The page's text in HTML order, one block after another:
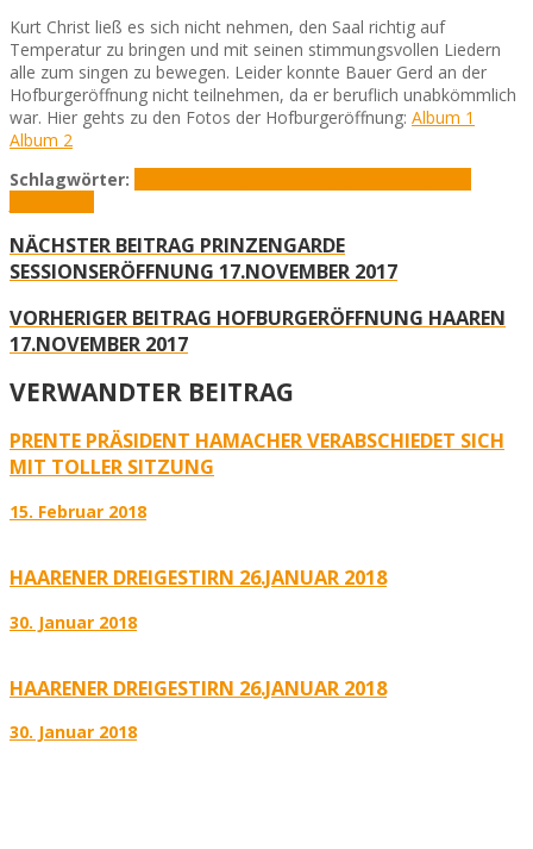
Kurt Christ ließ es sich nicht nehmen, den Saal richtig auf
Temperatur zu bringen und mit seinen stimmungsvollen Liedern
alle zum singen zu bewegen. Leider konnte Bauer Gerd an der
Hofburgeröffnung nicht teilnehmen, da er beruflich unabkömmlich
war. Hier gehts zu den Fotos der Hofburgeröffnung: Album 1
Album 2
Schlagwörter:
NÄCHSTER BEITRAG PRINZENGARDE
SESSIONSERÖFFNUNG 17.NOVEMBER 2017
VORHERIGER BEITRAG HOFBURGERÖFFNUNG HAAREN
17.NOVEMBER 2017
VERWANDTER BEITRAG
PRENTE PRÄSIDENT HAMACHER VERABSCHIEDET SICH
MIT TOLLER SITZUNG
15. Februar 2018
HAARENER DREIGESTIRN 26.JANUAR 2018
30. Januar 2018
HAARENER DREIGESTIRN 26.JANUAR 2018
30. Januar 2018